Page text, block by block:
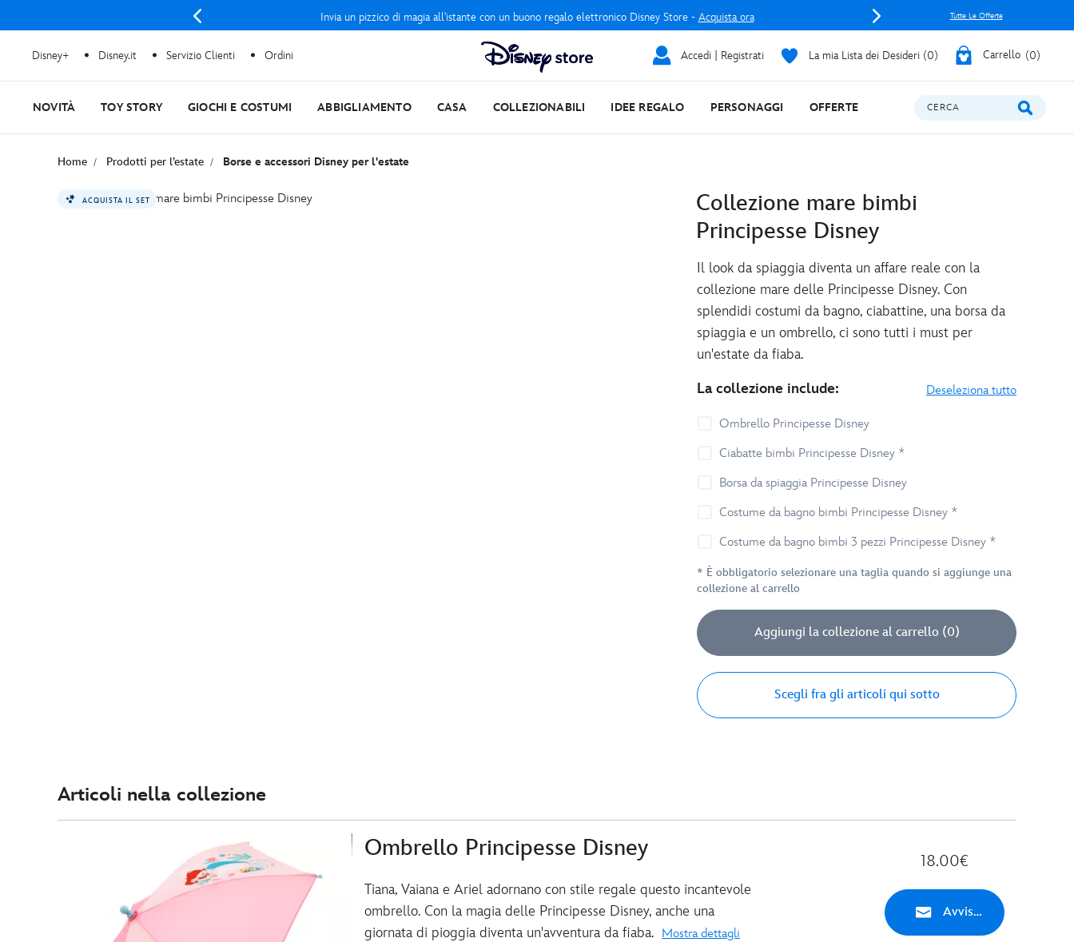
Invia un pizzico di magia all'istante con un buono regalo elettronico Disney Store - Acquista ora Tutte Le Offerte
Disney+ Disney.it Servizio Clienti Ordini Accedi | Registrati La mia Lista dei Desideri 0 Carrello 0
NOVITÀ TOY STORY GIOCHI E COSTUMI ABBIGLIAMENTO CASA COLLEZIONABILI IDEE REGALO PERSONAGGI OFFERTE CERCA
Home Prodotti per l’estate Borse e accessori Disney per l'estate
Collezione mare bimbi
Principesse Disney
ACQUISTA IL SET
Il look da spiaggia diventa un affare reale con la
collezione mare delle Principesse Disney. Con
splendidi costumi da bagno, ciabattine, una borsa da
spiaggia e un ombrello, ci sono tutti i must per
un'estate da fiaba.
La collezione include: Deseleziona tutto
Ombrello Principesse Disney
Ciabatte bimbi Principesse Disney *
Borsa da spiaggia Principesse Disney
Costume da bagno bimbi Principesse Disney *
Costume da bagno bimbi 3 pezzi Principesse Disney *
* È obbligatorio selezionare una taglia quando si aggiunge una
collezione al carrello
Aggiungi la collezione al carrello (0)
Scegli fra gli articoli qui sotto
Articoli nella collezione
Ombrello Principesse Disney
Tiana, Vaiana e Ariel adornano con stile regale questo incantevole
ombrello. Con la magia delle Principesse Disney, anche una
giornata di pioggia diventa un'avventura da fiaba. Mostra dettagli
18.00€
Avvisami